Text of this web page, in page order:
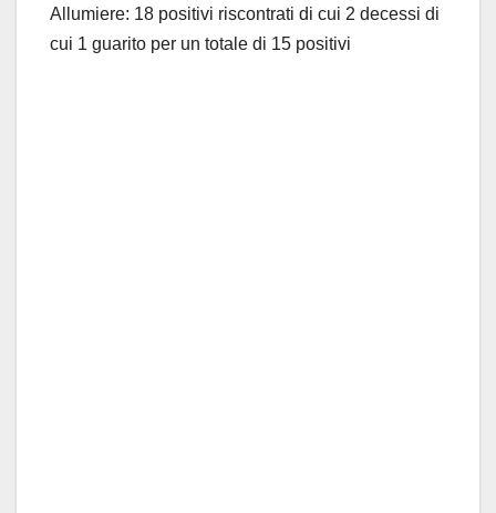
Allumiere: 18 positivi riscontrati di cui 2 decessi di
cui 1 guarito per un totale di 15 positivi